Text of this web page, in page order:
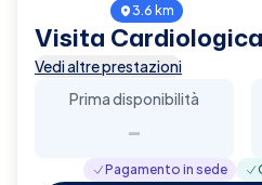
3.6 km
Visita Cardiologica
Vedi altre prestazioni
Prima disponibilità
-
Pagamento in sede